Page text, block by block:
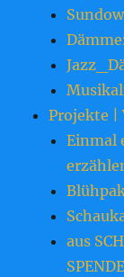
Projekte |
Einmal
aus